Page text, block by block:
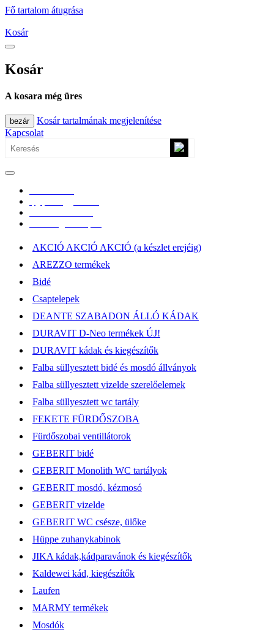
Fő tartalom átugrása
Kosár
Kosár
A kosara még üres
bezár
Kosár tartalmának megjelenítése
Kapcsolat
AKCIÓ AKCIÓ AKCIÓ (a készlet erejéig)
AREZZO termékek
Bidé
Csaptelepek
DEANTE SZABADON ÁLLÓ KÁDAK
DURAVIT D-Neo termékek ÚJ!
DURAVIT kádak és kiegészítők
Falba süllyesztett bidé és mosdó állványok
Falba süllyesztett vizelde szerelőelemek
Falba süllyesztett wc tartály
FEKETE FÜRDŐSZOBA
Fürdőszobai ventillátorok
GEBERIT bidé
GEBERIT Monolith WC tartályok
GEBERIT mosdó, kézmosó
GEBERIT vizelde
GEBERIT WC csésze, ülőke
Hüppe zuhanykabinok
JIKA kádak,kádparavánok és kiegészítők
Kaldewei kád, kiegészítők
Laufen
MARMY termékek
Mosdók